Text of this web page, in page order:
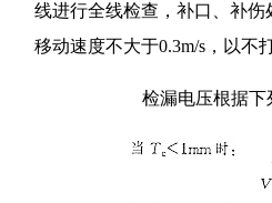
线进行全线检查，补口、补
移动速度不大于0.3m/s，以不
检漏电压根据下